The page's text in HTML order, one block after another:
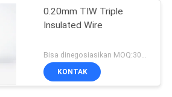
0.20mm TIW Triple
Insulated Wire
Bisa dinegosiasikan MOQ:3000 meter
KONTAK